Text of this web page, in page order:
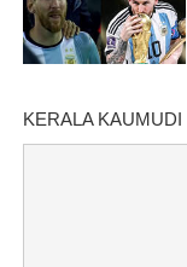
KERALA KAUMUDI